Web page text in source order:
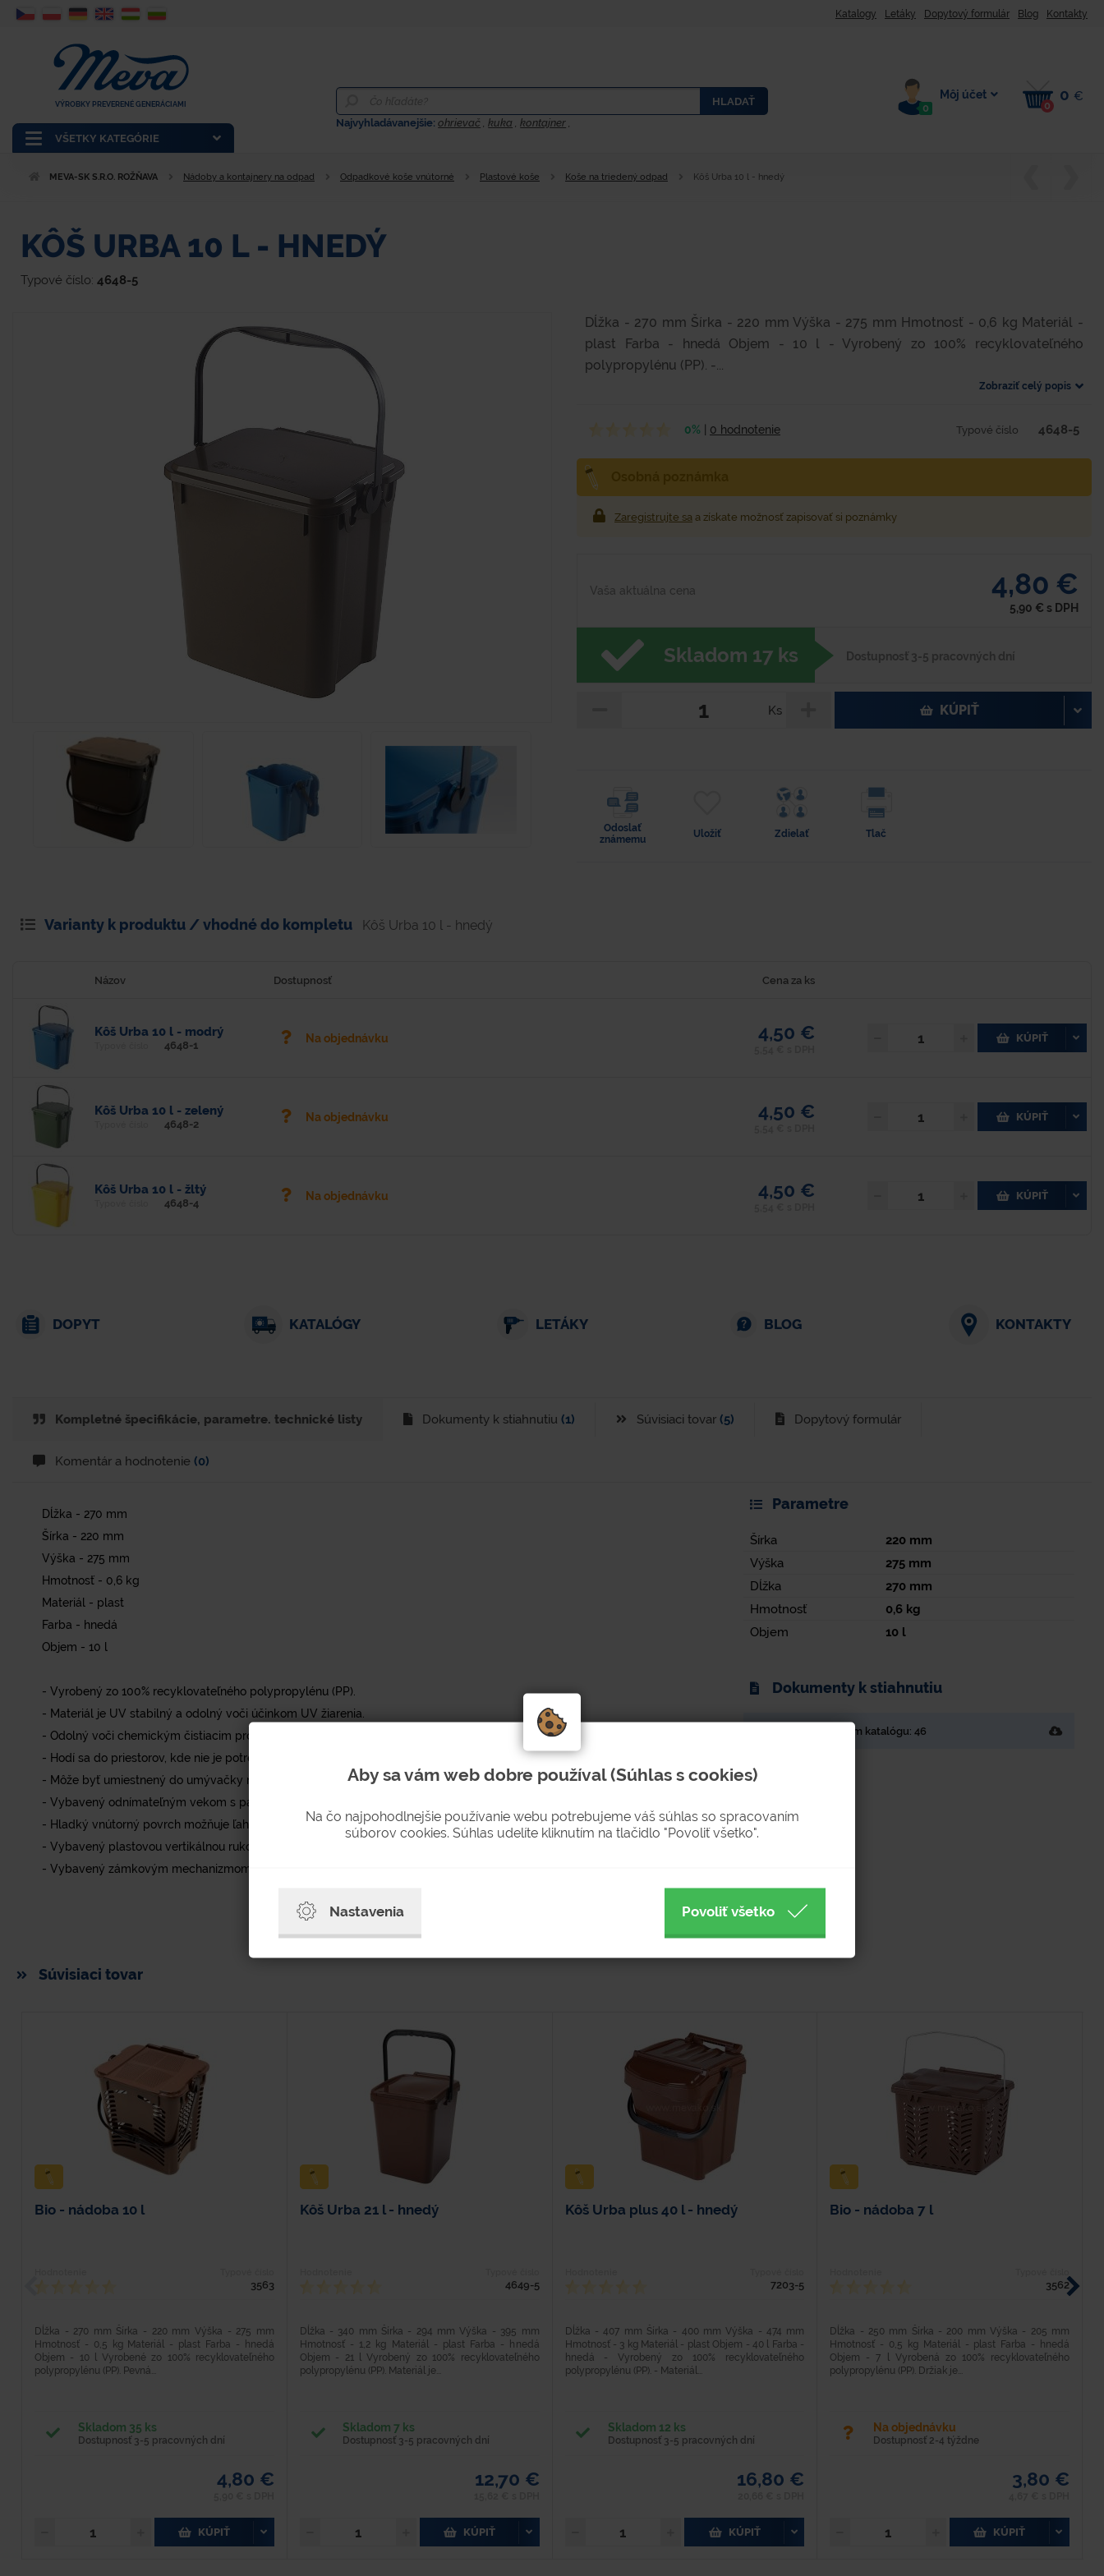
Katalogy Letáky Dopytový formulár Blog Kontakty
VŠETKY KATEGÓRIE
VÝROBKY PREVERENÉ GENERÁCIAMI
HLADAŤ
Najvyhladávanejšie:ohrievač ,kuka ,kontajner ,
0
Môj účet
0
0 €
MEVA-SK S.R.O. ROŽŇAVA Nádoby a kontajnery na odpad Odpadkové koše vnútorné Plastové koše Koše na triedený odpad Kôš Urba 10 l - hnedý
KÔŠ URBA 10 L - HNEDÝ
Typové číslo: 4648-5
Dĺžka - 270 mm Šírka - 220 mm Výška - 275 mm Hmotnosť - 0,6 kg Materiál -
plast Farba - hnedá Objem - 10 l - Vyrobený zo 100% recyklovateľného
polypropylénu (PP). -...
Zobraziť celý popis
0% 0 hodnotenie Typové číslo 4648-5
Zaregistrujte sa a získate možnosť zapisovať si poznámky
Vaša aktuálna cena 4,80 €
5,90 € s DPH
Skladom 17 ks Dostupnosť 3-5 pracovných dní
Ks KÚPIŤ
Odoslať
známemu
Uložiť Zdielať Tlač
Varianty k produktu / vhodné do kompletu Kôš Urba 10 l - hnedý
Názov Dostupnosť Cena za ks
Kôš Urba 10 l - modrý
4648-1
Na objednávku 4,50 € KÚPIŤ
Kôš Urba 10 l - zelený
4648-2
Na objednávku 4,50 € KÚPIŤ
Kôš Urba 10 l - žltý
4648-4
Na objednávku 4,50 € KÚPIŤ
DOPYT KATALÓGY LETÁKY BLOG KONTAKTY
Kompletné špecifikácie, parametre. technické listy Dokumenty k stiahnutiu (1) Súvisiaci tovar (5) Dopytový formulár
Komentár a hodnotenie (0)
Dĺžka - 270 mm
Šírka - 220 mm
Výška - 275 mm
Hmotnosť - 0,6 kg
Materiál - plast
Farba - hnedá
Objem - 10 l
- Vyrobený zo 100% recyklovateľného polypropylénu (PP).
- Materiál je UV stabilný a odolný voči účinkom UV žiarenia.
- Odolný voči chemickým čistiacim prostriedkom a biologickému materiálu.
- Hodí sa do priestorov, kde nie je potrebné stohovanie nádob.
- Môže byť umiestnený do umývačky riadu.
- Vybavený odnímateľným vekom s pántmi a priehlbinou na otváranie veka.
- Hladký vnútorný povrch možňuje ľahké čistenie.
- Vybavený plastovou vertikálnou rukoväťou uchytenou dvomi čapmi.
- Vybavený zámkovým mechanizmom (sklopená rukoväť uzamyká nádobu).
Parametre
Šírka 220 mm
Výška
275 mm
Dĺžka
270 mm
Hmotnosť
0,6 kg
Objem
10 l
Dokumenty k stiahnutiu
Strana v tlačenom katalógu: 46
Súvisiaci tovar
Bio - nádoba 10 l
3563
Dĺžka - 270 mm Šírka - 220 mm Výška - 275 mm
Hmotnosť - 0,5 kg Materiál - plast Farba - hnedá
Objem - 10 l Vyrobené zo 100% recyklovateľného
polypropylénu (PP). Pevná...
Skladom 35 ks
Dostupnosť 3-5 pracovných dní
4,80 €
KÚPIŤ
Kôš Urba 21 l - hnedý
4649-5
Dĺžka - 340 mm Šírka - 294 mm Výška - 395 mm
Hmotnosť - 1,2 kg Materiál - plast Farba - hnedá
Objem - 21 l Vyrobený zo 100% recyklovateľného
polypropylénu (PP). Materiál je...
Skladom 7 ks
Dostupnosť 3-5 pracovných dní
12,70 €
KÚPIŤ
Kôš Urba plus 40 l - hnedý
7203-5
Dĺžka - 407 mm Šírka - 400 mm Výška - 474 mm
Hmotnosť - 3 kg Materiál - plast Objem - 40 l Farba -
hnedá - Vyrobený zo 100% recyklovateľného
polypropylénu (PP). - Materiál...
Skladom 12 ks
Dostupnosť 3-5 pracovných dní
16,80 €
KÚPIŤ
Bio - nádoba 7 l
3562
Dĺžka - 250 mm Šírka - 200 mm Výška - 205 mm
Hmotnosť - 0,5 kg Materiál - plast Farba - hnedá
Objem - 7 l Vyrobená zo 100% recyklovateľného
polypropylénu (PP). Držiak je...
Na objednávku
Dostupnosť 2-4 týždne
3,80 €
KÚPIŤ
Aby sa vám web dobre používal (Súhlas s cookies)
Na čo najpohodlnejšie používanie webu potrebujeme váš súhlas so spracovaním
súborov cookies. Súhlas udelíte kliknutím na tlačidlo "Povoliť všetko".
Nastavenia Povoliť všetko